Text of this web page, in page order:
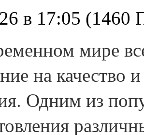
в 17:05 (1460
мире
на качество
Одним из